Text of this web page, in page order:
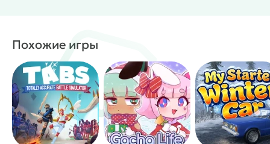
Постепенное открытие контента
Жанр: Симуляторы / Казуальные
Однопользовательские / Аркады / Офлайн /
MOD
Похожие игры